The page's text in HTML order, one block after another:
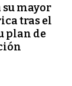
su mayor
tras el
plan de